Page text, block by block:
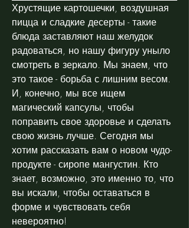
Хрустящие картошечки, воздушная
пицца и сладкие десерты - такие
блюда заставляют наш желудок
радоваться, но нашу фигуру уныло
смотреть в зеркало. Мы знаем, что
это такое - борьба с лишним весом.
И, конечно, мы все ищем
магический капсулы, чтобы
поправить свое здоровье и сделать
свою жизнь лучше. Сегодня мы
хотим рассказать вам о новом чудо-
продукте - сиропе мангустин. Кто
знает, возможно, это именно то, что
вы искали, чтобы оставаться в
форме и чувствовать себя
невероятно!